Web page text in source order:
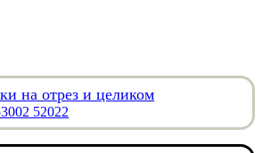
на отрез и целиком
52022